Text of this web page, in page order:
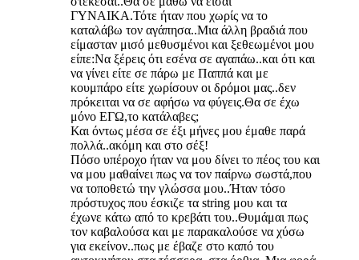
ΓΥΝΑΙΚΑ.Τότε ήταν που χωρίς να το
καταλάβω τον αγάπησα..Μια άλλη βραδιά που
είμασταν μισό μεθυσμένοι και ξεθεωμένοι μου
είπε:Να ξέρεις ότι εσένα σε αγαπάω..και ότι και
να γίνει είτε σε πάρω με Παππά και με
κουμπάρο είτε χωρίσουν οι δρόμοι μας..δεν
πρόκειται να σε αφήσω να φύγεις.Θα σε έχω
μόνο ΕΓΩ,το κατάλαβες;
Και όντως μέσα σε έξι μήνες μου έμαθε παρά
πολλά..ακόμη και στο σέξ!
Πόσο υπέροχο ήταν να μου δίνει το πέος του και
να μου μαθαίνει πως να τον παίρνω σωστά,που
να τοποθετώ την γλώσσα μου..Ήταν τόσο
πρόστυχος που έσκιζε τα string μου και τα
έχωνε κάτω από το κρεβάτι του..Θυμάμαι πως
τον καβαλούσα και με παρακαλούσε να χύσω
για εκείνον..πως με έβαζε στο καπό του